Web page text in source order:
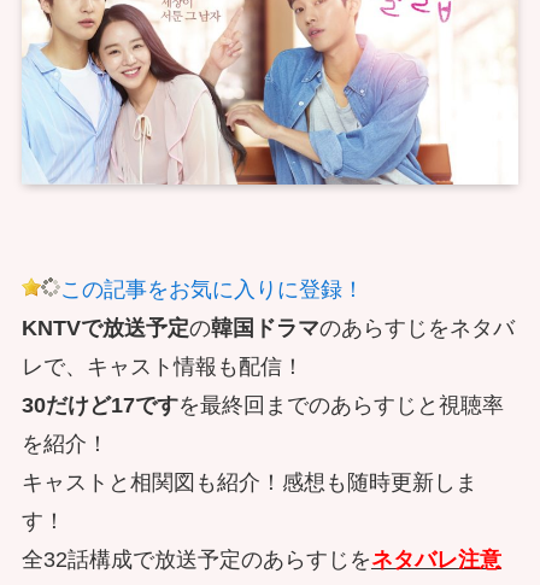
この記事をお気に入りに登録！
KNTVで放送予定の韓国ドラマのあらすじをネタバ
レで、キャスト情報も配信！
30だけど17ですを最終回までのあらすじと視聴率
を紹介！
キャストと相関図も紹介！感想も随時更新しま
す！
全32話構成で放送予定のあらすじをネタバレ注意